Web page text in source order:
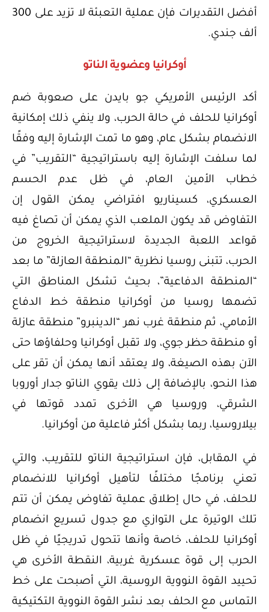
أفضل التقديرات فإن عملية التعبئة لا تزيد على 300
ألف جندي.
أوكرانيا وعضوية الناتو
أكد الرئيس الأمريكي جو بايدن على صعوبة ضم
أوكرانيا للحلف في حالة الحرب، ولا ينفي ذلك إمكانية
الانضمام بشكل عام، وهو ما تمت الإشارة إليه وفقًا
لما سلفت الإشارة إليه باستراتيجية “التقريب” في
خطاب الأمين العام، في ظل عدم الحسم
العسكري، كسيناريو افتراضي يمكن القول إن
التفاوض قد يكون الملعب الذي يمكن أن تصاغ فيه
قواعد اللعبة الجديدة لاستراتيجية الخروج من
الحرب، تتبنى روسيا نظرية “المنطقة العازلة” ما بعد
“المنطقة الدفاعية”، بحيث تشكل المناطق التي
تضمها روسيا من أوكرانيا منطقة خط الدفاع
الأمامي، ثم منطقة غرب نهر “الدينبرو” منطقة عازلة
أو منطقة حظر جوي، ولا تقبل أوكرانيا وحلفاؤها حتى
الآن بهذه الصيغة، ولا يعتقد أنها يمكن أن تقر على
هذا النحو، بالإضافة إلى ذلك يقوي الناتو جدار أوروبا
الشرقي، وروسيا هي الأخرى تمدد قوتها في
بيلاروسيا، ربما بشكل أكثر فاعلية من أوكرانيا.
في المقابل، فإن استراتيجية الناتو للتقريب، والتي
تعني برنامجًا مختلفًا لتأهيل أوكرانيا للانضمام
للحلف، في حال إطلاق عملية تفاوض يمكن أن تتم
تلك الوتيرة على التوازي مع جدول تسريع انضمام
أوكرانيا للحلف، خاصة وأنها تتحول تدريجيًا في ظل
الحرب إلى قوة عسكرية غربية، النقطة الأخرى هي
تحييد القوة النووية الروسية، التي أصبحت على خط
التماس مع الحلف بعد نشر القوة النووية التكتيكية